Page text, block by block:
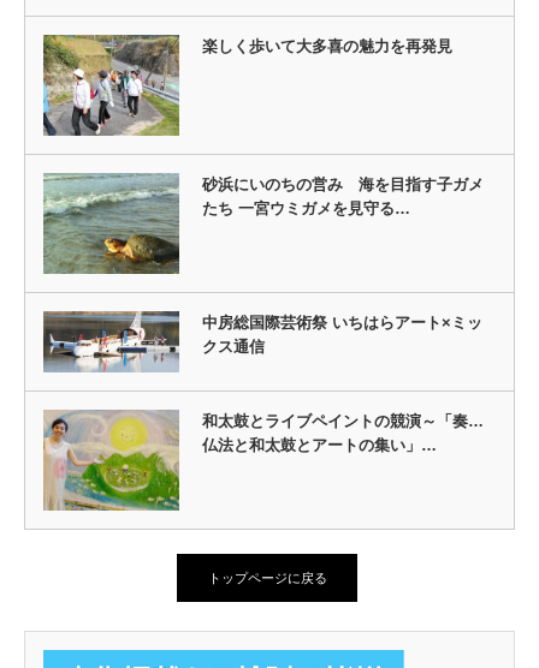
楽しく歩いて大多喜の魅力を再発見
砂浜にいのちの営み 海を目指す子ガメ
たち 一宮ウミガメを見守る…
中房総国際芸術祭 いちはらアート×ミッ
クス通信
和太鼓とライブペイントの競演～「奏…
仏法と和太鼓とアートの集い」…
トップページに戻る